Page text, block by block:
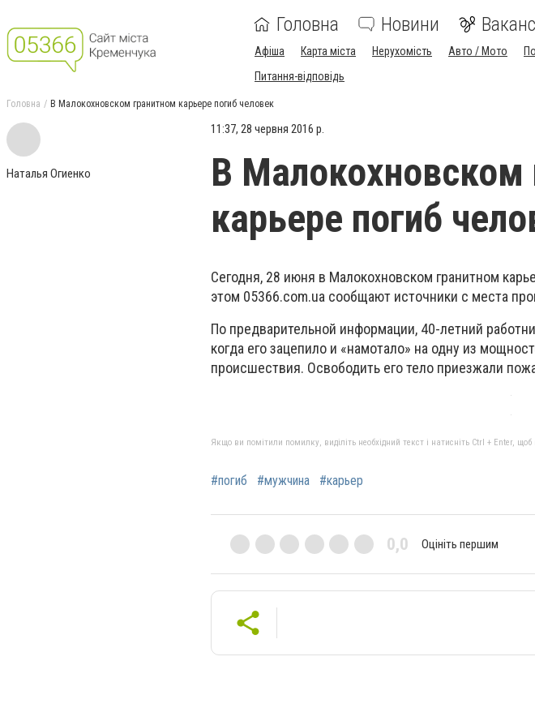
Головна Новини
Афіша Карта міста Нерухомість Авто / Мото
Питання-відповідь
Головна В Малокохновском гранитном карьере погиб человек
Наталья Огиенко
11:37, 28 червня 2016 р.
В Малокохновском
карьере погиб
Сегодня, 28 июня в Малокохновском гранитном
этом 05366.com.ua сообщают источники с места
По предварительной информации, 40-летний
когда его зацепило и «намотало» на одну из
происшествия. Освободить его тело приезжали
Якщо ви помітили помилку, виділіть необхідний текст і натисніть Ctrl + Enter,
#погиб #мужчина #карьер
0,0 Оцініть першим